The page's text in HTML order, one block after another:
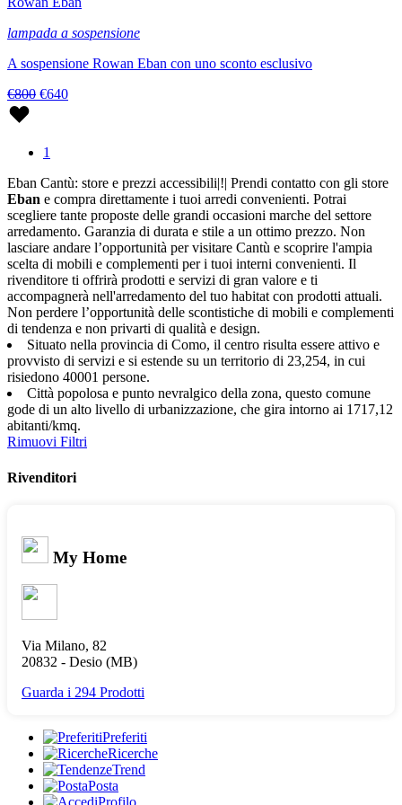
lampada a sospensione
A sospensione Rowan Eban con uno sconto esclusivo
€800 €640
1
Eban Cantù: store e prezzi accessibili|!| Prendi contatto con gli store
Eban e compra direttamente i tuoi arredi convenienti. Potrai
scegliere tante proposte delle grandi occasioni marche del settore
arredamento. Garanzia di durata e stile a un ottimo prezzo. Non
lasciare andare l’opportunità per visitare Cantù e scoprire l'ampia
scelta di mobili e complementi per i tuoi interni convenienti. Il
rivenditore ti offrirà prodotti e servizi di gran valore e ti
accompagnerà nell'arredamento del tuo habitat con prodotti attuali.
Non perdere l’opportunità delle scontistiche di mobili e complementi
di tendenza e non privarti di qualità e design.
Situato nella provincia di Como, il centro risulta essere attivo e
provvisto di servizi e si estende su un territorio di 23,254, in cui
risiedono 40001 persone.
Città popolosa e punto nevralgico della zona, questo comune
gode di un alto livello di urbanizzazione, che gira intorno ai 1717,12
abitanti/kmq.
Rimuovi Filtri
Rivenditori
My Home
Via Milano, 82
20832 - Desio (MB)
Guarda i 294 Prodotti
Preferiti
Ricerche
Trend
Posta